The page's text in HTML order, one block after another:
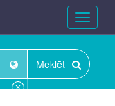
Toggle
Meklēt